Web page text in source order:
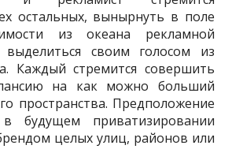
остальных, вынырнуть в поле
из океана рекламной
выделиться своим голосом из
Каждый стремится совершить
на как можно больший
пространства. Предполо­жение
будущем приватизировании
це­лых улиц, районов или